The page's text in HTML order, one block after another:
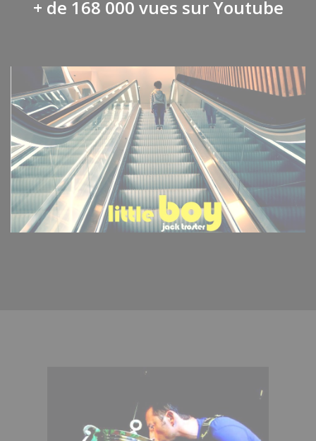
+ de 168 000 vues sur Youtube